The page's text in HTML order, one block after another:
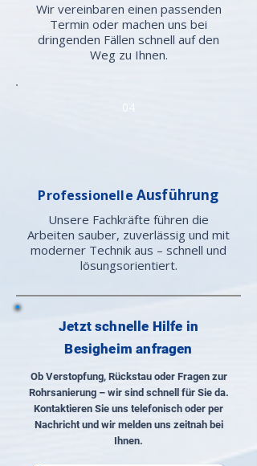
Wir vereinbaren einen passenden
Termin oder machen uns bei
dringenden Fällen schnell auf den
Weg zu Ihnen.
04
Professionelle Ausführung
Unsere Fachkräfte führen die
Arbeiten sauber, zuverlässig und mit
moderner Technik aus – schnell und
lösungsorientiert.
Jetzt schnelle Hilfe in
Besigheim anfragen
Ob Verstopfung, Rückstau oder Fragen zur
Rohrsanierung – wir sind schnell für Sie da.
Kontaktieren Sie uns telefonisch oder per
Nachricht und wir melden uns zeitnah bei
Ihnen.